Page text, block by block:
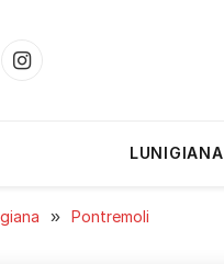
Instagram
LUNIGIANA
» Pontremoli